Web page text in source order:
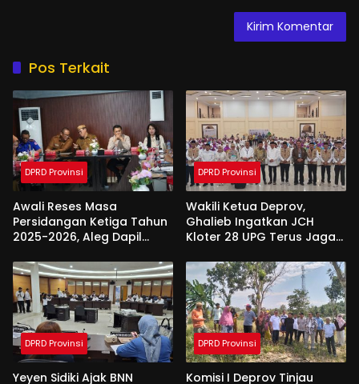
Pos Terkait
DPRD Provinsi
Awali Reses Masa
Persidangan Ketiga Tahun
2025-2026, Aleg Dapil
Apresiasi Dari Pemda
DPRD Provinsi
Wakili Ketua Deprov,
Ghalieb Ingatkan JCH
Kloter 28 UPG Terus Jaga
Tanah Suci
DPRD Provinsi
Yeyen Sidiki Ajak BNN
DPRD Provinsi
Komisi I Deprov Tinjau